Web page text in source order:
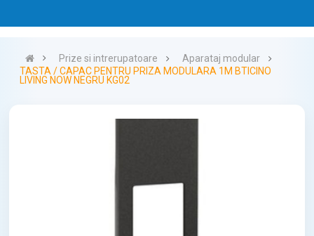
Prize si intrerupatoare
Aparataj modular
TASTA / CAPAC PENTRU PRIZA MODULARA 1M BTICINO
LIVING NOW NEGRU KG02